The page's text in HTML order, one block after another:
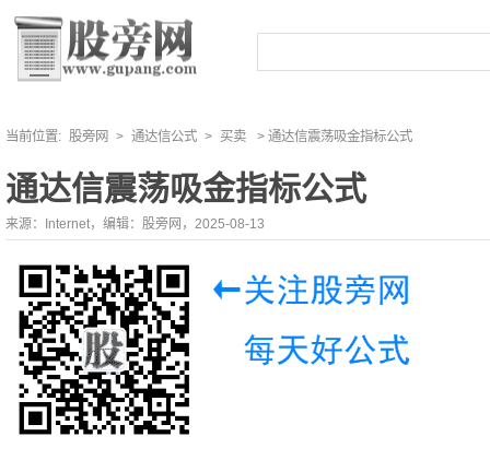
当前位置: 股旁网 > 通达信公式 > 买卖 > 通达信震荡吸金指标公式
通达信震荡吸金指标公式
来源：Internet，编辑：股旁网，2025-08-13